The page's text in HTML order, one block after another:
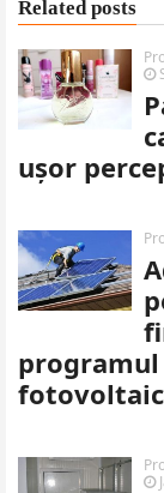
Related posts
ușor